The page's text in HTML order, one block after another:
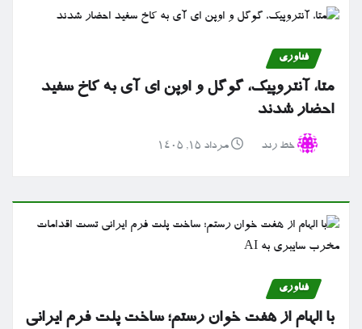
فناوری
متا، آنتروپیک، گوگل و اوپن ای آی به کاخ سفید
احضار شدند
خط رند مرداد ۱۵, ۱۴۰۵
فناوری
با الهام از هفت خوان رستم؛ ساخت پلت فرم ایرانی